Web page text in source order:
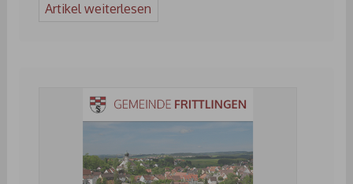
Artikel weiterlesen